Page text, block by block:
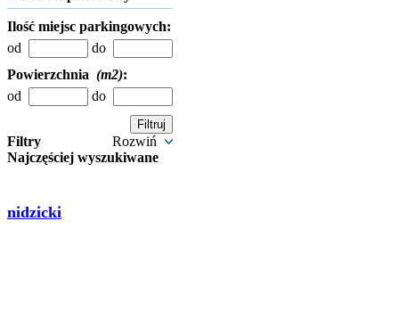
Ilość miejsc parkingowych:
od
do
Powierzchnia (m2):
od
do
Filtry
Rozwiń
Najczęściej wyszukiwane
nidzicki